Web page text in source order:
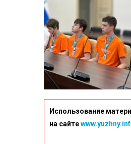
Использование
на сайте